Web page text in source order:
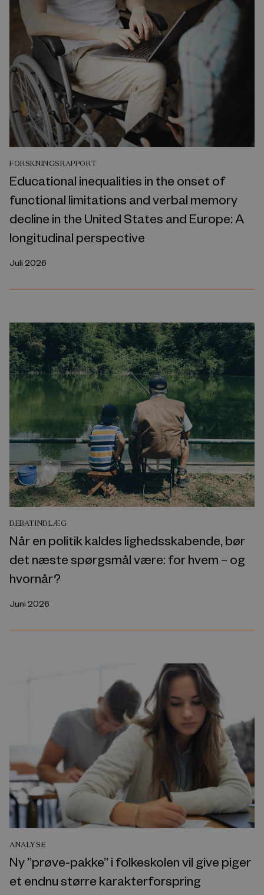
FORSKNINGSRAPPORT
Educational inequalities in the onset of
functional limitations and verbal memory
decline in the United States and Europe: A
longitudinal perspective
Juli 2026
DEBATINDLÆG
Når en politik kaldes lighedsskabende, bør
det næste spørgsmål være: for hvem – og
hvornår?
Juni 2026
ANALYSE
Ny ”prøve-pakke” i folkeskolen vil give piger
et endnu større karakterforspring